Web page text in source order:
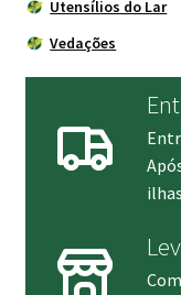
Utensílios do Lar
Vedações